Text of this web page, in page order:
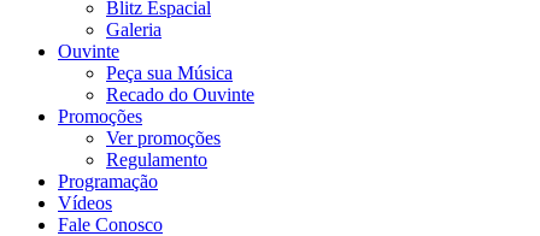
Blitz Espacial
Galeria
Ouvinte
Peça sua Música
Recado do Ouvinte
Promoções
Ver promoções
Regulamento
Programação
Vídeos
Fale Conosco